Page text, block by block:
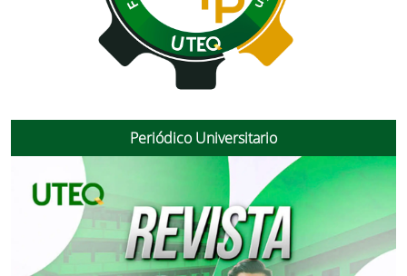
Periódico Universitario